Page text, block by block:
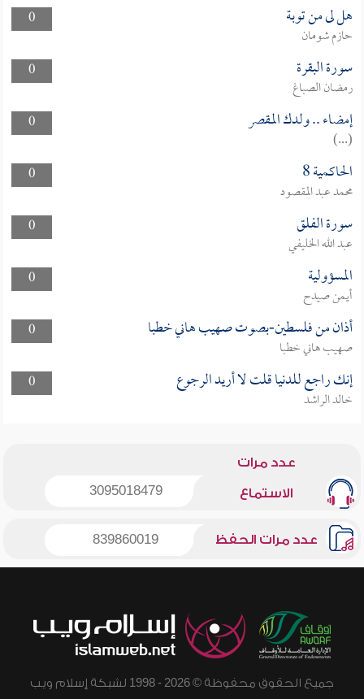
0 هل لى من توبة
حازم شومان
0
سورة البقرة
رمضان الصباغ
0
إمضاء .. ولدك المقصر
(...)
0
الحاكمية 8
محمد عبد المقصود
0
سورة الفلق
عبد الله الخليفي
0
المسؤولية
أيمن صيدح
0
أذان من فلسطين-بصوت صهيب هاني خطبا
صهيب هاني خطبا
0
إنك راجع للدنيا قلت لا أريد الرجوع
خالد الراشد
عدد مرات
الاستماع 3095018479
عدد مرات الحفظ 839860019
جميع الحقوق محفوظة © 2026 - 1998 لشبكة إسلام ويب